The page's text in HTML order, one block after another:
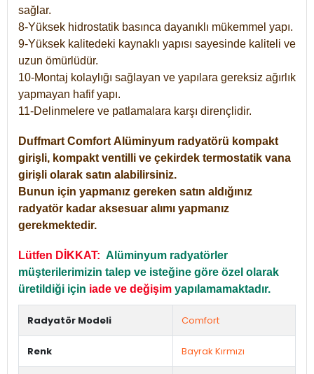
sağlar.
8-Yüksek hidrostatik basınca dayanıklı mükemmel yapı.
9-Yüksek kalitedeki kaynaklı yapısı sayesinde kaliteli ve
uzun ömürlüdür.
10-Montaj kolaylığı sağlayan ve yapılara gereksiz ağırlık
yapmayan hafif yapı.
11-Delinmelere ve patlamalara karşı dirençlidir.
Duffmart Comfort Alüminyum radyatörü kompakt
girişli, kompakt ventilli ve çekirdek termostatik vana
girişli olarak satın alabilirsiniz.
Bunun için yapmanız gereken satın aldığınız
radyatör kadar aksesuar alımı yapmanız
gerekmektedir.
Lütfen DİKKAT: Alüminyum radyatörler
müşterilerimizin talep ve isteğine göre özel olarak
üretildiği için iade ve değişim yapılamamaktadır.
Radyatör Modeli Comfort
Renk Bayrak Kırmızı